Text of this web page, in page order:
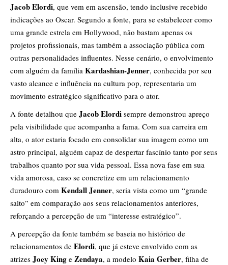
Jacob Elordi, que vem em ascensão, tendo inclusive recebido
indicações ao Oscar. Segundo a fonte, para se estabelecer como
uma grande estrela em Hollywood, não bastam apenas os
projetos profissionais, mas também a associação pública com
outras personalidades influentes. Nesse cenário, o envolvimento
com alguém da família Kardashian-Jenner, conhecida por seu
vasto alcance e influência na cultura pop, representaria um
movimento estratégico significativo para o ator.
A fonte detalhou que Jacob Elordi sempre demonstrou apreço
pela visibilidade que acompanha a fama. Com sua carreira em
alta, o ator estaria focado em consolidar sua imagem como um
astro principal, alguém capaz de despertar fascínio tanto por seus
trabalhos quanto por sua vida pessoal. Essa nova fase em sua
vida amorosa, caso se concretize em um relacionamento
duradouro com Kendall Jenner, seria vista como um “grande
salto” em comparação aos seus relacionamentos anteriores,
reforçando a percepção de um “interesse estratégico”.
A percepção da fonte também se baseia no histórico de
relacionamentos de Elordi, que já esteve envolvido com as
atrizes Joey King e Zendaya, a modelo Kaia Gerber, filha de